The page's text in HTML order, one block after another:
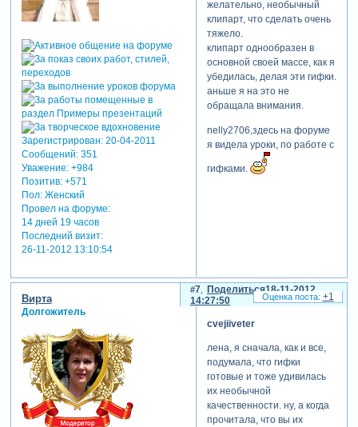
Зарегистрирован: 20-04-2011
Сообщений:351
Уважение: +984
Позитив: +571
Пол:Женский
Провел на форуме:
14 дней 19 часов
Последний визит:
26-11-2012 13:10:54
желательно, необычный
клипарт, что сделать очень
тяжело.
клипарт однообразен в
основной своей массе, как я
убедилась, делая эти гифки.
аньше я на это не
обращала внимания.
nelly2706,здесь на форуме
я видела уроки, по работе с
гифками.
Поделиться
7
18-11-2012
14:27:50
Вирта
Долгожитель
cvejiiveter
лена, я сначала, как и все,
подумала, что гифки
готовые и тоже удивилась
их необычной
качественности. ну, а когда
прочитала, что вы их
+1